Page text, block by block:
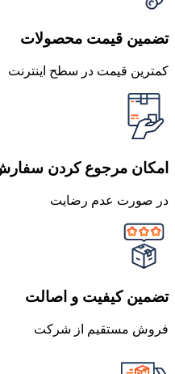
تضمین قیمت محصولات
کمترین قیمت در سطح اینترنت
امکان مرجوع کردن
در صورت عدم رضایت
تضمین کیفیت و اصالت
فروش مستقیم از شرکت